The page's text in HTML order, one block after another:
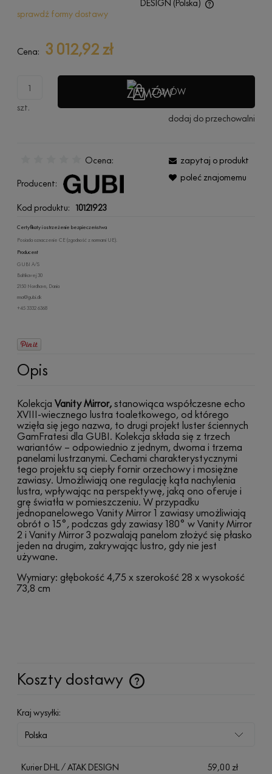
DESIGN (Polska)
Cena nie zawiera ewentualnych kosztów płatności
sprawdź formy dostawy
Cena: 3 012,92 zł
szt.
ZAMÓW
dodaj do przechowalni
Ocena:
Producent:
Kod produktu: 10121923
zapytaj o produkt
poleć znajomemu
Certyfikaty i ostrzeżenie bezpieczeństwa
Posiada oznaczenie CE (zgodność z normami UE).
Producent
GUBI A/S
Baltikavej 30
2150 Nordhavn, Dania
rma@gubi.dk
+45 3332 6368
Opis
Kolekcja Vanity Mirror,stanowiąca współczesne echo
XVIII-wiecznego lustra toaletkowego, od którego
wzięła się jego nazwa, to drugi projekt luster ściennych
GamFratesi dla GUBI. Kolekcja składa się z trzech
wariantów – odpowiednio z jednym, dwoma i trzema
panelami lustrzanymi. Cechami charakterystycznymi
tego projektu są ciepły fornir orzechowy i mosiężne
zawiasy. Umożliwiają one regulację kąta nachylenia
lustra, wpływając na perspektywę, jaką ono oferuje i
grę światła w pomieszczeniu. W przypadku
jednopanelowego Vanity Mirror 1 zawiasy umożliwiają
obrót o 15°, podczas gdy zawiasy 180° w Vanity Mirror
2 i Vanity Mirror 3 pozwalają panelom złożyć się płasko
jeden na drugim, zakrywając lustro, gdy nie jest
używane.
Wymiary: głębokość 4,75 x szerokość 28 x wysokość
73,8 cm
Koszty dostawy
Cena nie zawiera ewentualnych kosztów płatności
Kraj wysyłki:
Kurier DHL / ATAK DESIGN 59,00 zł